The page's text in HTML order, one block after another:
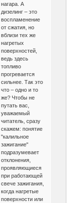
нагара. А
дизелинг – это
воспламенение
от сжатия, но
вблизи тех же
нагретых
поверхностей,
ведь здесь
топливо
прогревается
сильнее. Так это
что – одно и то
же? Чтобы не
путать вас,
уважаемый
читатель, сразу
скажем: понятие
"калильное
зажигание"
подразумевает
отклонения,
проявляющиеся
при работающей
свече зажигания,
когда нагретые
поверхности или